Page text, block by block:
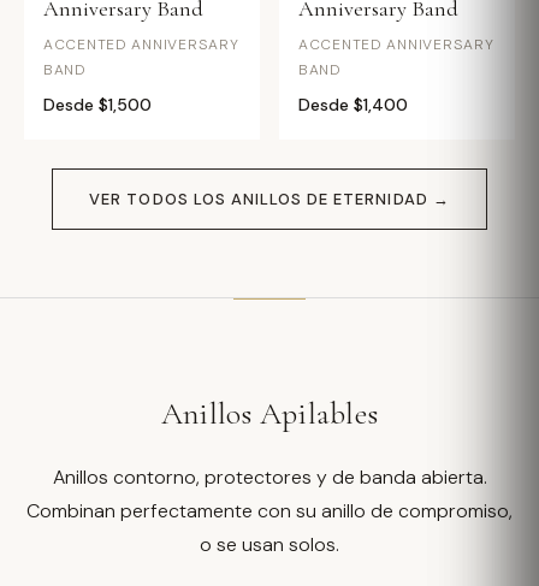
Anniversary Band
ACCENTED ANNIVERSARY
BAND
Desde $1,500
Anniversary Band
ACCENTED ANNIVERSARY
BAND
Desde $1,400
VER TODOS LOS ANILLOS DE ETERNIDAD →
Anillos Apilables
Anillos contorno, protectores y de banda abierta.
Combinan perfectamente con su anillo de compromiso,
o se usan solos.